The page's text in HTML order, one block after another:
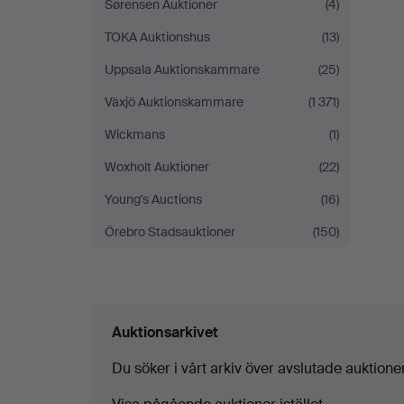
Sørensen Auktioner
(4)
TOKA Auktionshus
(13)
Uppsala Auktionskammare
(25)
Växjö Auktionskammare
(1 371)
Wickmans
(1)
Woxholt Auktioner
(22)
Young's Auctions
(16)
Örebro Stadsauktioner
(150)
Auktionsarkivet
Du söker i vårt arkiv över avslutade